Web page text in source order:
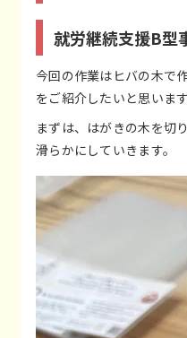
就労継続支援B型
今回の作業はヒバの木で
をご紹介したいと思いま
まずは、はがきの木を切
滑らかにしていきます。